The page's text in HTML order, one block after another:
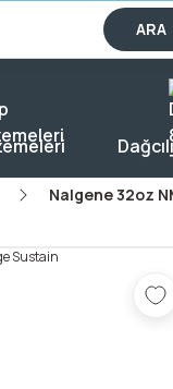
KARGO BEDAVA!
ARA
Nalgene 32oz